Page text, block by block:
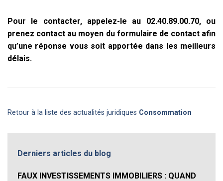
Pour le contacter, appelez-le au 02.40.89.00.70, ou
prenez contact au moyen du formulaire de contact afin
qu’une réponse vous soit apportée dans les meilleurs
délais.
Retour à la liste des actualités juridiques Consommation
Derniers articles du blog
FAUX INVESTISSEMENTS IMMOBILIERS : QUAND